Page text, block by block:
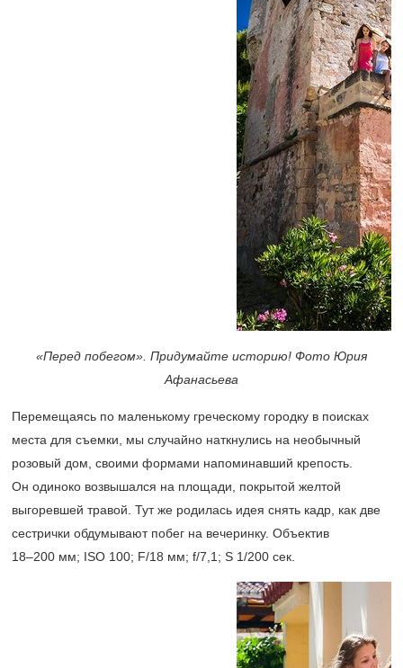
«Перед побегом». Придумайте историю! Фото Юрия
Афанасьева
Перемещаясь по маленькому греческому городку в поисках
места для съемки, мы случайно наткнулись на необычный
розовый дом, своими формами напоминавший крепость.
Он одиноко возвышался на площади, покрытой желтой
выгоревшей травой. Тут же родилась идея снять кадр, как две
сестрички обдумывают побег на вечеринку. Объектив
18–200 мм; ISO 100; F/18 мм; f/7,1; S 1/200 сек.